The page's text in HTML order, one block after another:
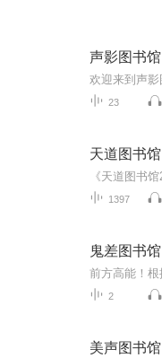
声影图书馆
23
天道图书
1397
鬼差图书馆
2
美声图书馆